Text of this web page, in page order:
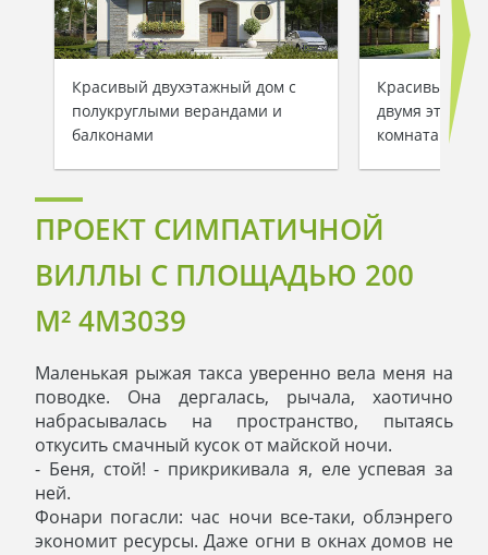
Красивый двухэтажный дом с
полукруглыми верандами и
балконами
Красивый
двумя
комнатами
ПРОЕКТ СИМПАТИЧНОЙ
ВИЛЛЫ С ПЛОЩАДЬЮ 200
M² 4M3039
Маленькая рыжая такса уверенно вела меня на
поводке. Она дергалась, рычала, хаотично
набрасывалась на пространство, пытаясь
откусить смачный кусок от майской ночи.
- Беня, стой! - прикрикивала я, еле успевая за
ней.
Фонари погасли: час ночи все-таки, облэнрего
экономит ресурсы. Даже огни в окнах домов не